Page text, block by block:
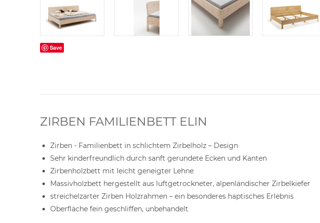
Save
ZIRBEN FAMILIENBETT ELIN
Zirben - Familienbett in schlichtem Zirbelholz – Design
Sehr kinderfreundlich durch sanft gerundete Ecken und Kanten
Zirbenholzbett mit leicht geneigter Lehne
Massivholzbett hergestellt aus luftgetrockneter, alpenländischer Zirbelkiefer
streichelzarter Zirben Holzrahmen – ein besonderes haptisches Erlebnis
Oberfläche fein geschliffen, unbehandelt